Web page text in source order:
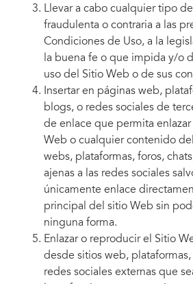
Llevar a cabo cualquier tipo
fraudulenta o contraria a las
Condiciones de Uso, a la
la buena fe o que impida y/o
uso del Sitio Web o de sus
Insertar en páginas web,
blogs, o redes sociales de
de enlace que permita
Web o cualquier contenido
webs, plataformas, foros,
ajenas a las redes sociales
únicamente enlace
principal del sitio Web sin
ninguna forma.
Enlazar o reproducir el Sitio
desde sitios web,
redes sociales externas que